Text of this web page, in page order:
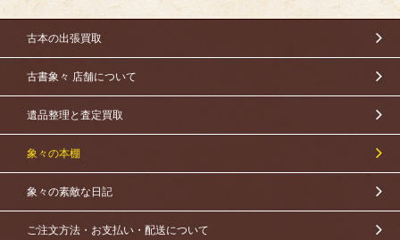
古本の出張買取
古書象々 店舗について
遺品整理と査定買取
象々の本棚
象々の素敵な日記
ご注文方法・お支払い・配送について